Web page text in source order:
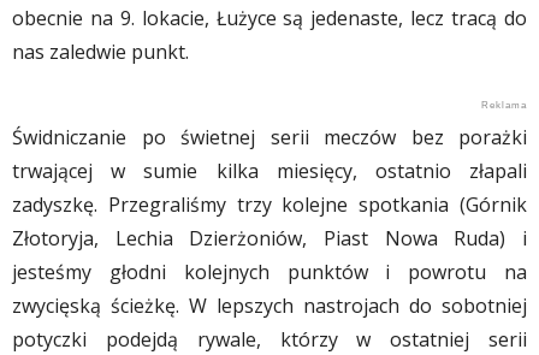
obecnie na 9. lokacie, Łużyce są jedenaste, lecz tracą do
nas zaledwie punkt.
Świdniczanie po świetnej serii meczów bez porażki
trwającej w sumie kilka miesięcy, ostatnio złapali
zadyszkę. Przegraliśmy trzy kolejne spotkania (Górnik
Złotoryja, Lechia Dzierżoniów, Piast Nowa Ruda) i
jesteśmy głodni kolejnych punktów i powrotu na
zwycięską ścieżkę. W lepszych nastrojach do sobotniej
potyczki podejdą rywale, którzy w ostatniej serii